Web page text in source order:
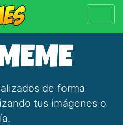
de forma
tus imágenes o